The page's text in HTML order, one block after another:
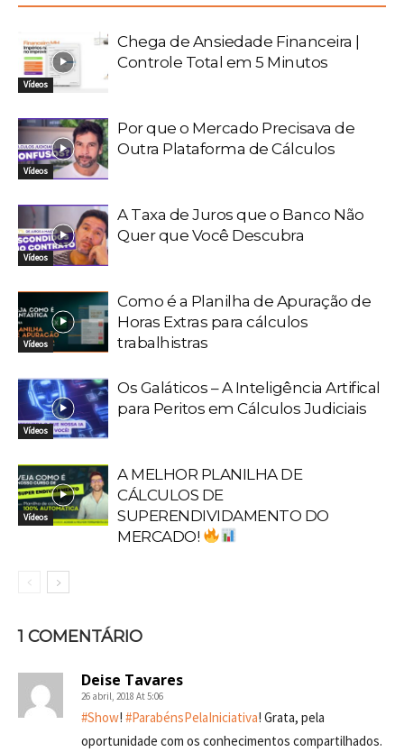
Vídeos
Chega de Ansiedade Financeira |
Controle Total em 5 Minutos
Vídeos
Por que o Mercado Precisava de
Outra Plataforma de Cálculos
Vídeos
A Taxa de Juros que o Banco Não
Quer que Você Descubra
Vídeos
Como é a Planilha de Apuração de
Horas Extras para cálculos
trabalhistras
Vídeos
Os Galáticos – A Inteligência Artifical
para Peritos em Cálculos Judiciais
Vídeos
A MELHOR PLANILHA DE
CÁLCULOS DE
SUPERENDIVIDAMENTO DO
MERCADO!
1 COMENTÁRIO
Deise Tavares
26 abril, 2018 At 5:06
#Show! #ParabénsPelaIniciativa! Grata, pela
oportunidade com os conhecimentos compartilhados.